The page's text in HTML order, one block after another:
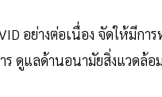
อย่างต่อเนื่อง จัดให้มีการ
ดูแลด้านอนามัยสิ่งแวดล้อ